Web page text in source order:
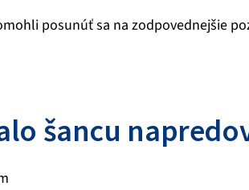
posunúť sa na zodpovednejšie
šancu